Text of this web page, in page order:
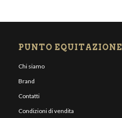
PUNTO EQUITAZIONE
Chi siamo
Brand
Contatti
Condizioni di vendita